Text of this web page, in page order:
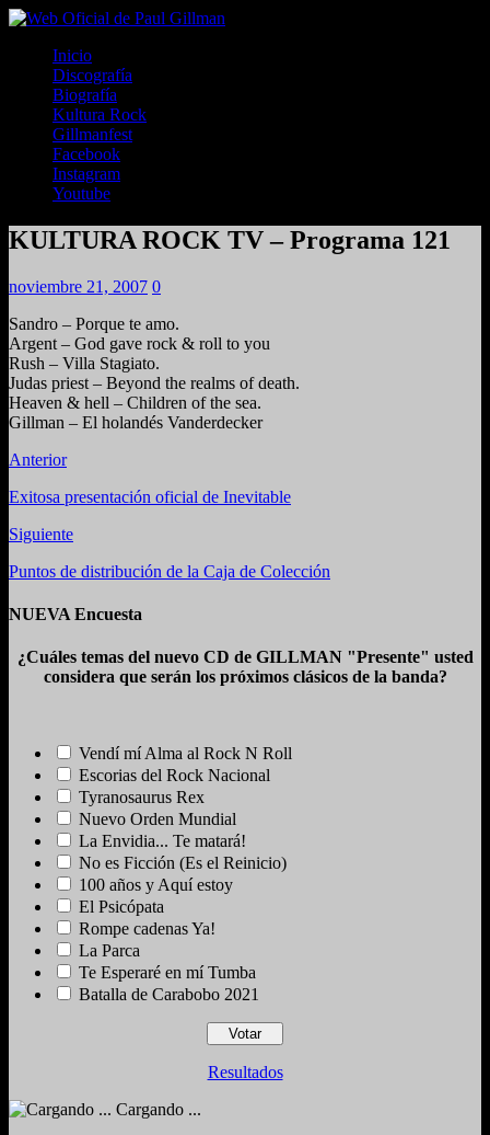
Inicio
Discografía
Biografía
Kultura Rock
Gillmanfest
Facebook
Instagram
Youtube
KULTURA ROCK TV – Programa 121
noviembre 21, 2007 0
Sandro – Porque te amo.
Argent – God gave rock & roll to you
Rush – Villa Stagiato.
Judas priest – Beyond the realms of death.
Heaven & hell – Children of the sea.
Gillman – El holandés Vanderdecker
Anterior
Exitosa presentación oficial de Inevitable
Siguiente
Puntos de distribución de la Caja de Colección
NUEVA Encuesta
¿Cuáles temas del nuevo CD de GILLMAN "Presente" usted
considera que serán los próximos clásicos de la banda?
Vendí mí Alma al Rock N Roll
Escorias del Rock Nacional
Tyranosaurus Rex
Nuevo Orden Mundial
La Envidia... Te matará!
No es Ficción (Es el Reinicio)
100 años y Aquí estoy
El Psicópata
Rompe cadenas Ya!
La Parca
Te Esperaré en mí Tumba
Batalla de Carabobo 2021
Resultados
Cargando ...